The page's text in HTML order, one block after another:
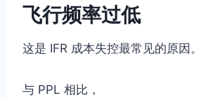
飞行频率过低
这是 IFR 成本失控最常见的原因。
与 PPL 相比，